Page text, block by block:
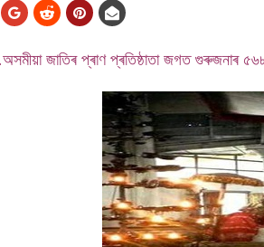
জাতিৰ প্ৰাণ প্ৰতিষ্ঠাতা জগত গুৰুজনাৰ